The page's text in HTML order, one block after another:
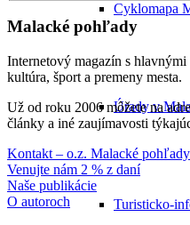
Cyklomapa
Úrady v
Turisticko-
Malacké pohľady
Internetový magazín s
kultúra, šport a premeny mesta.
Už od roku 2006 môžete na
články a iné zaujímavosti
Kontakt – o.z. Malacké pohľady
Venujte nám 2 % z daní
Naše publikácie
O autoroch